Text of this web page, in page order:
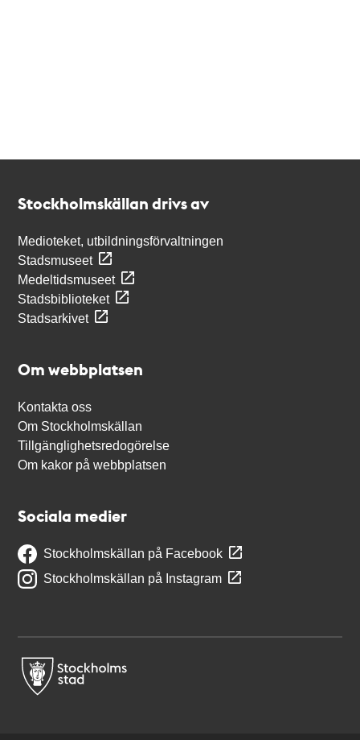
Stockholmskällan drivs av
Medioteket, utbildningsförvaltningen
Stadsmuseet
Medeltidsmuseet
Stadsbiblioteket
Stadsarkivet
Om webbplatsen
Kontakta oss
Om Stockholmskällan
Tillgänglighetsredogörelse
Om kakor på webbplatsen
Sociala medier
Stockholmskällan på Facebook
Stockholmskällan på Instagram